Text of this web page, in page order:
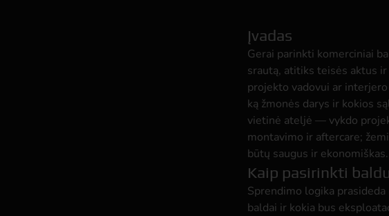
Įvadas
Gerai parinkti komerciniai
srautą, atitiks teisės aktus
projekto vadovui ar
ką žmonės darys ir kokios
vietinė ateljė — vykdo
montavimo ir aftercare;
būtų saugus ir ekonomiškas.
Kaip pasirinkti
Sprendimo logika
baldai ir kokia bus